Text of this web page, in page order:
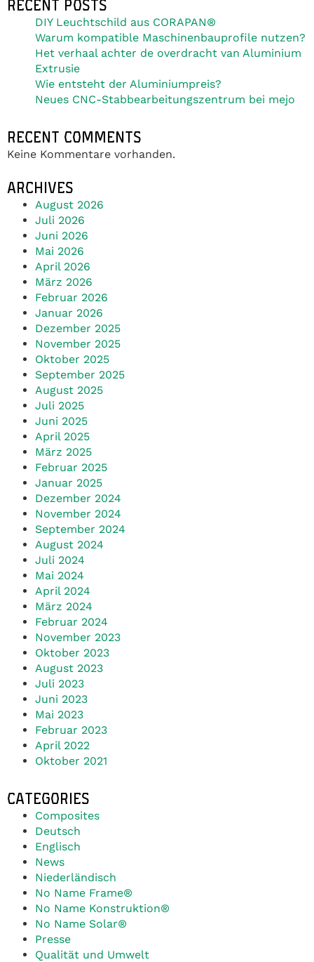
RECENT POSTS
DIY Leuchtschild aus CORAPAN®
Warum kompatible Maschinenbauprofile nutzen?
Het verhaal achter de overdracht van Aluminium
Extrusie
Wie entsteht der Aluminiumpreis?
Neues CNC-Stabbearbeitungszentrum bei mejo
RECENT COMMENTS
Keine Kommentare vorhanden.
ARCHIVES
August 2026
Juli 2026
Juni 2026
Mai 2026
April 2026
März 2026
Februar 2026
Januar 2026
Dezember 2025
November 2025
Oktober 2025
September 2025
August 2025
Juli 2025
Juni 2025
April 2025
März 2025
Februar 2025
Januar 2025
Dezember 2024
November 2024
September 2024
August 2024
Juli 2024
Mai 2024
April 2024
März 2024
Februar 2024
November 2023
Oktober 2023
August 2023
Juli 2023
Juni 2023
Mai 2023
Februar 2023
April 2022
Oktober 2021
CATEGORIES
Composites
Deutsch
Englisch
News
Niederländisch
No Name Frame®
No Name Konstruktion®
No Name Solar®
Presse
Qualität und Umwelt